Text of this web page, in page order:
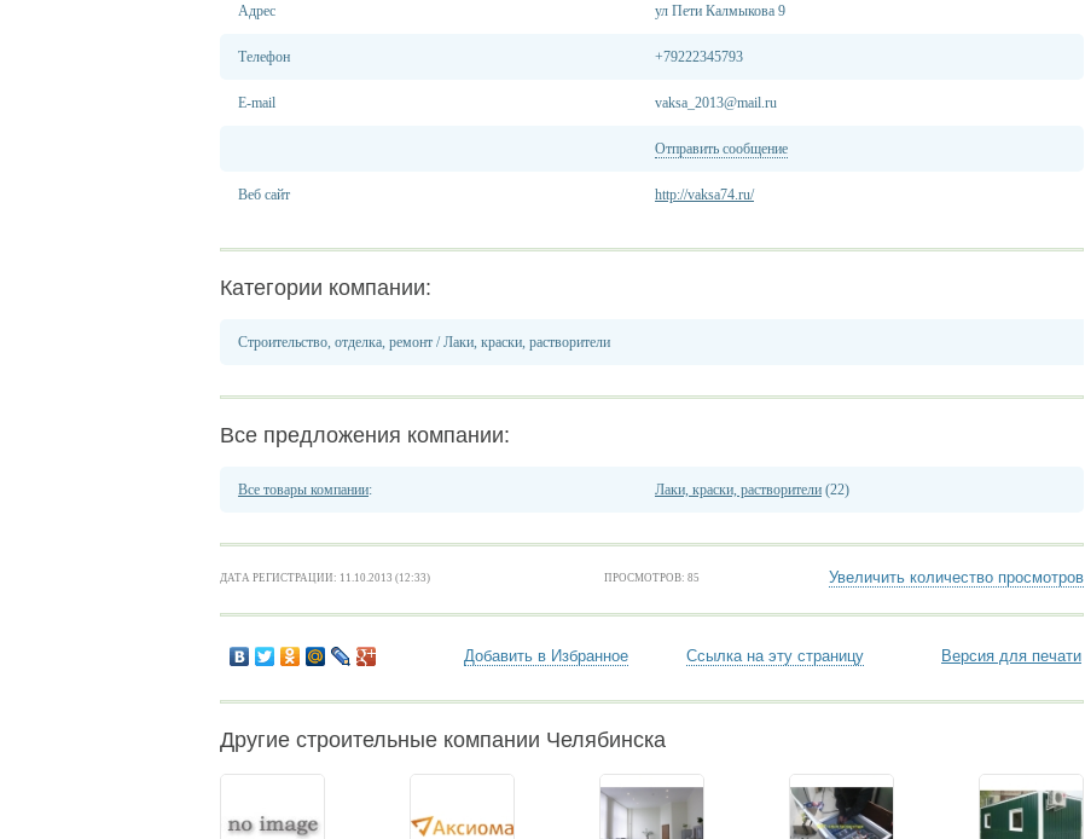
Адрес ул Пети Калмыкова 9
Телефон +79222345793
E-mail vaksa_2013@mail.ru
Отправить сообщение
Веб сайт http://vaksa74.ru/
Категории компании:
Строительство, отделка, ремонт /Лаки, краски, растворители
Все предложения компании:
Все товары компании: Лаки, краски, растворители (22)
ДАТА РЕГИСТРАЦИИ: 11.10.2013 (12:33) ПРОСМОТРОВ: 85 Увеличить количество просмотров
Добавить в Избранное Ссылка на эту страницу Версия для печати
Другие строительные компании Челябинска